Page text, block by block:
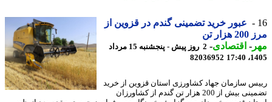
عبور خرید تضمینی گندم در قزوین از
تن
-اقتصادی-
2 روز پیش - پنجشنبه 15 مرداد
82036952
سازمان جهاد کشاورزی استان قزوین از خرید
تضمینی بیش از 200 هزار تن گندم از کشاورزان